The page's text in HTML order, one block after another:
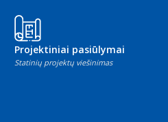
Projektiniai pasiūlymai
Statinių projektų viešinimas